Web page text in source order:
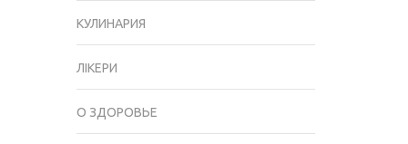
КУЛИНАРИЯ
ЛІКЕРИ
О ЗДОРОВЬЕ